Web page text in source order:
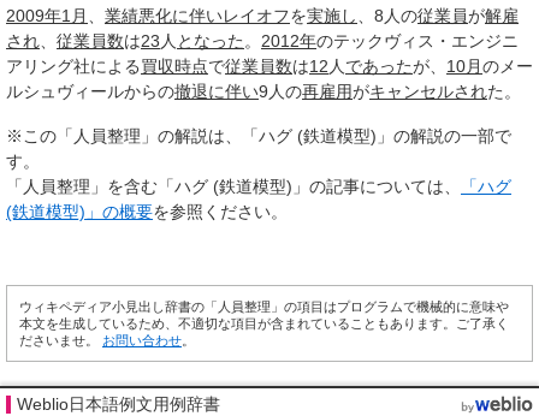
2009年1月 業績悪化に伴いレイオフを実施し 、8人の従業員が解雇
され
従業員数は23 人 となった 。 2012年のテックヴィス・エンジニ
アリング社による買収時点で従業員数は12 人 であったが、 10月のメー
ルシュヴィールからの撤退に伴い9人の再雇用がキャンセルされた。
※この「人員整理」の解説は、「ハグ (鉄道模型)」の解説の一部で
す。
「人員整理」を含む「ハグ (鉄道模型)」の記事については、
「ハグ
(鉄道模型)」の概要を参照ください。
ウィキペディア小見出し辞書の「人員整理」の項目はプログラムで機械的に意味や
本文を生成しているため、不適切な項目が含まれていることもあります。ご了承く
ださいませ。 お問い合わせ
Weblio日本語例文用例辞書